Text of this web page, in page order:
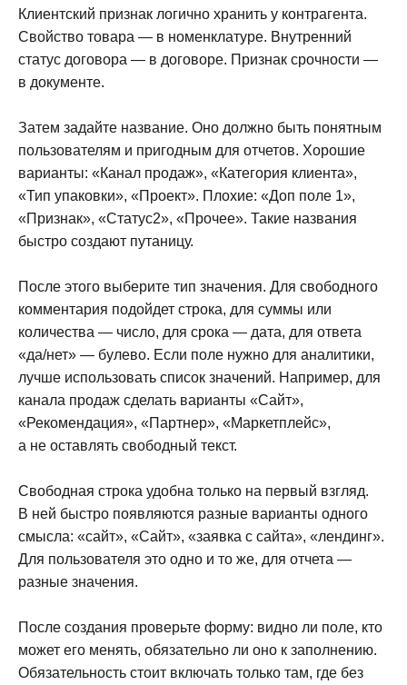
Клиентский признак логично хранить у контрагента.
Свойство товара — в номенклатуре. Внутренний
статус договора — в договоре. Признак срочности —
в документе.
Затем задайте название. Оно должно быть понятным
пользователям и пригодным для отчетов. Хорошие
варианты: «Канал продаж», «Категория клиента»,
«Тип упаковки», «Проект». Плохие: «Доп поле 1»,
«Признак», «Статус2», «Прочее». Такие названия
быстро создают путаницу.
После этого выберите тип значения. Для свободного
комментария подойдет строка, для суммы или
количества — число, для срока — дата, для ответа
«да/нет» — булево. Если поле нужно для аналитики,
лучше использовать список значений. Например, для
канала продаж сделать варианты «Сайт»,
«Рекомендация», «Партнер», «Маркетплейс»,
а не оставлять свободный текст.
Свободная строка удобна только на первый взгляд.
В ней быстро появляются разные варианты одного
смысла: «сайт», «Сайт», «заявка с сайта», «лендинг».
Для пользователя это одно и то же, для отчета —
разные значения.
После создания проверьте форму: видно ли поле, кто
может его менять, обязательно ли оно к заполнению.
Обязательность стоит включать только там, где без